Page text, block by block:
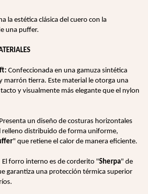
la estética clásica del cuero con la
una puffer.
Confeccionada en una gamuza sintética
marrón tierra. Este material le otorga una
y visualmente más elegante que el nylon
un diseño de costuras horizontales
relleno distribuido de forma uniforme,
" que retiene el calor de manera eficiente.
El forro interno es de corderito "Sherpa" de
garantiza una protección térmica superior